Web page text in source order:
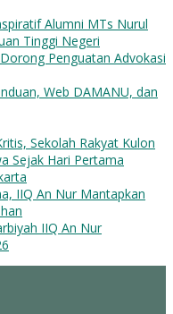
Alumni MTs Nurul
Tinggi Negeri
Penguatan Advokasi
Web DAMANU, dan
Sekolah Rakyat Kulon
Sejak Hari Pertama
IIQ An Nur Mantapkan
IIQ An Nur